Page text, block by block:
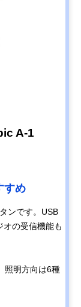
A-1
すめ
ンです。USB
の受信機能も
照明方向は6種